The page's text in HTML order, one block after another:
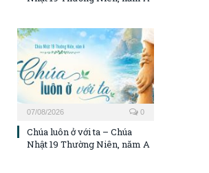
07/08/2026 0
Chúa luôn ở với ta – Chúa
Nhật 19 Thường Niên, năm A